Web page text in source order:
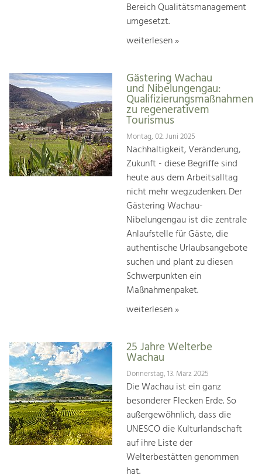
Bereich Qualitätsmanagement
umgesetzt.
weiterlesen »
Gästering Wachau
und Nibelungengau:
Qualifizierungsmaßnahmen
zu regenerativem
Tourismus
Montag, 02. Juni 2025
Nachhaltigkeit, Veränderung,
Zukunft - diese Begriffe sind
heute aus dem Arbeitsalltag
nicht mehr wegzudenken. Der
Gästering Wachau-
Nibelungengau ist die zentrale
Anlaufstelle für Gäste, die
authentische Urlaubsangebote
suchen und plant zu diesen
Schwerpunkten ein
Maßnahmenpaket.
weiterlesen »
25 Jahre Welterbe
Wachau
Donnerstag, 13. März 2025
Die Wachau ist ein ganz
besonderer Flecken Erde. So
außergewöhnlich, dass die
UNESCO die Kulturlandschaft
auf ihre Liste der
Welterbestätten genommen
hat.